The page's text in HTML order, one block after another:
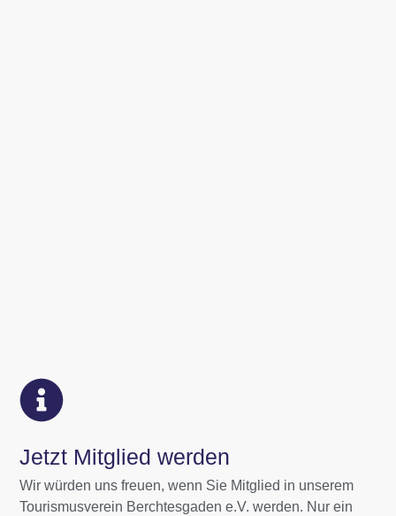
Jetzt Mitglied werden
Wir würden uns freuen, wenn Sie Mitglied in unserem
Tourismusverein Berchtesgaden e.V. werden. Nur ein